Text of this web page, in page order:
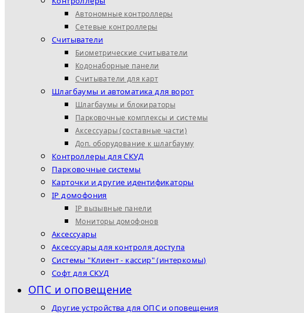
Автономные контроллеры
Сетевые контроллеры
Считыватели
Биометрические считыватели
Кодонаборные панели
Считыватели для карт
Шлагбаумы и автоматика для ворот
Шлагбаумы и блокираторы
Парковочные комплексы и системы
Аксессуары (составные части)
Доп. оборудование к шлагбауму
Контроллеры для СКУД
Парковочные системы
Карточки и другие идентификаторы
IP домофония
IP вызывные панели
Мониторы домофонов
Аксессуары
Аксессуары для контроля доступа
Системы "Клиент - кассир" (интеркомы)
Софт для СКУД
ОПС и оповещение
Другие устройства для ОПС и оповещения